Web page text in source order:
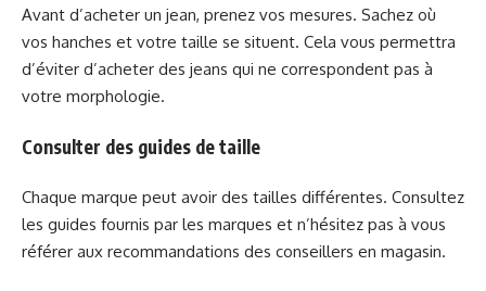
Avant d’acheter un jean, prenez vos mesures. Sachez où
vos hanches et votre taille se situent. Cela vous permettra
d’éviter d’acheter des jeans qui ne correspondent pas à
votre morphologie.
Consulter des guides de taille
Chaque marque peut avoir des tailles différentes. Consultez
les guides fournis par les marques et n’hésitez pas à vous
référer aux recommandations des conseillers en magasin.